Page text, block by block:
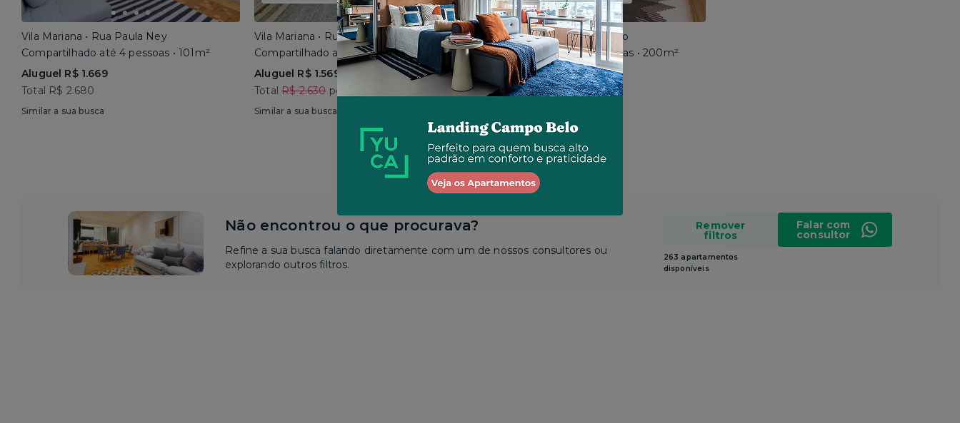
Vila Mariana • Rua Paula Ney
Compartilhado até 4 pessoas • 101m²
Aluguel R$ 1.669
Total R$ 2.680
Similar a sua busca
Vila Mariana • Rua José do Patrocínio
Compartilhado até 4 pessoas • 110m²
Aluguel R$ 1.569
TotalR$ 2.630por R$ 2.625
Similar a sua busca
Consolação • Av Consolação
Compartilhado até 5 pessoas • 200m²
Aluguel R$ 1.562
TotalR$ 2.650por R$ 2.573
Não encontrou o que procurava?
Refine a sua busca falando diretamente com um de nossos consultores ou
explorando outros filtros.
Remover
filtros
263 apartamentos
disponíveis
Falar com
consultor